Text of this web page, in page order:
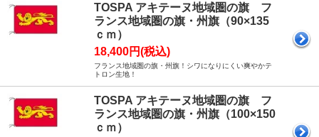
TOSPA アキテーヌ地域圏の旗 フ
ランス地域圏の旗・州旗（90×135
ｃｍ）
18,400円(税込)
フランス地域圏の旗・州旗！シワになりにくい爽やかテ
トロン生地！
TOSPA アキテーヌ地域圏の旗 フ
ランス地域圏の旗・州旗（100×150
ｃｍ）